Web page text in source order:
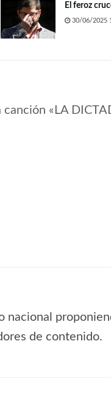
El feroz
30/06/2025
canción «LA
de contenido.